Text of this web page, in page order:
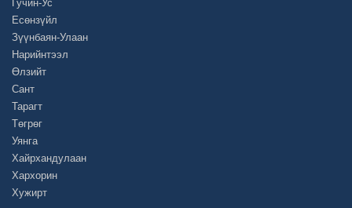
Гучин-Ус
Есөнзүйл
Зүүнбаян-Улаан
Нарийнтээл
Өлзийт
Сант
Тарагт
Төгрөг
Уянга
Хайрхандулаан
Хархорин
Хужирт